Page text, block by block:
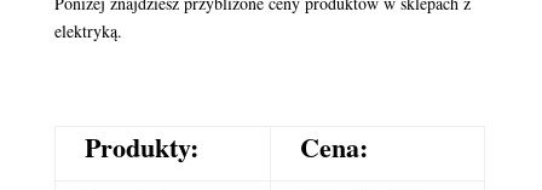
elektryką.
Produkty: Cena: